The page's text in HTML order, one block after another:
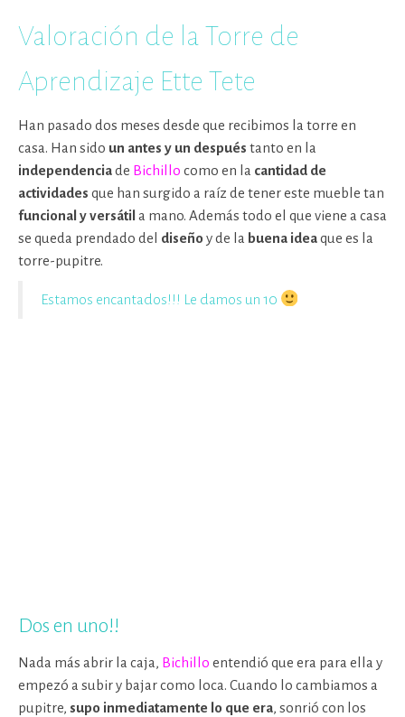
Valoración de la Torre de
Aprendizaje Ette Tete
Han pasado dos meses desde que recibimos la torre en
casa. Han sido un antes y un después tanto en la
independenciade Bichillo como en la cantidad de
actividades que han surgido a raíz de tener este mueble tan
funcional y versátil a mano. Además todo el que viene a casa
se queda prendado del diseño y de la buena ideaque es la
torre-pupitre.
Estamos encantados!!! Le damos un 10
Dos en uno!!
Nada más abrir la caja, Bichillo entendió que era para ella y
empezó a subir y bajar como loca. Cuando lo cambiamos a
pupitre, supo inmediatamente lo que era, sonrió con los